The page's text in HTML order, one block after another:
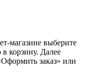
магазине выберите
корзину. Далее
заказ» или